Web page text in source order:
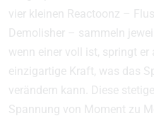
vier kleinen Reactoonz –
Demolisher – sammeln
wenn einer voll ist, springt
einzigartige Kraft, was das
verändern kann. Diese
Spannung von Moment zu